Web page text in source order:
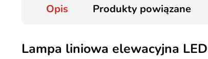
Opis Produkty powiązane
Lampa liniowa elewacyjna